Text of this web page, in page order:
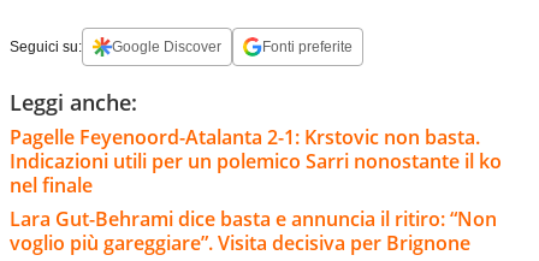
Seguici su: Google Discover Fonti preferite
Leggi anche:
Pagelle Feyenoord-Atalanta 2-1: Krstovic non basta.
Indicazioni utili per un polemico Sarri nonostante il ko
nel finale
Lara Gut-Behrami dice basta e annuncia il ritiro: “Non
voglio più gareggiare”. Visita decisiva per Brignone